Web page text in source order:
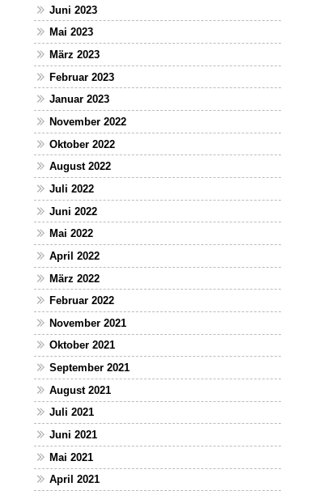
Juni 2023
Mai 2023
März 2023
Februar 2023
Januar 2023
November 2022
Oktober 2022
August 2022
Juli 2022
Juni 2022
Mai 2022
April 2022
März 2022
Februar 2022
November 2021
Oktober 2021
September 2021
August 2021
Juli 2021
Juni 2021
Mai 2021
April 2021